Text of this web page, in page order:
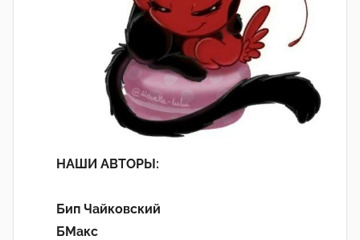
НАШИ АВТОРЫ:
Бип Чайковский
БМакс